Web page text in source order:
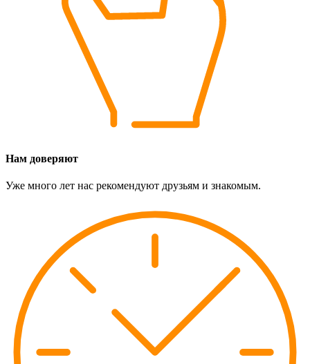
Нам доверяют
Уже много лет нас рекомендуют друзьям и знакомым.